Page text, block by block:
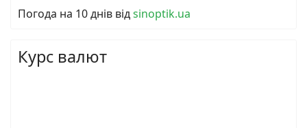
Погода на 10 днів відsinoptik.ua
Курс валют